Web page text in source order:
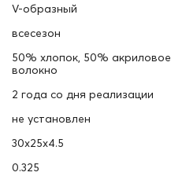
V-образный
всесезон
50% хлопок, 50% акриловое
волокно
2 года со дня реализации
не установлен
30х25х4.5
0.325